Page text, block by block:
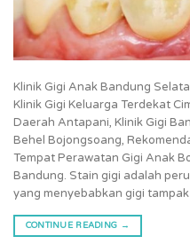
Klinik Gigi Anak Bandung
Klinik Gigi Keluarga Terdekat
Daerah Antapani, Klinik Gigi
Behel Bojongsoang,
Tempat Perawatan Gigi Anak
Bandung. Stain gigi adalah
yang menyebabkan gigi
CONTINUE READING →